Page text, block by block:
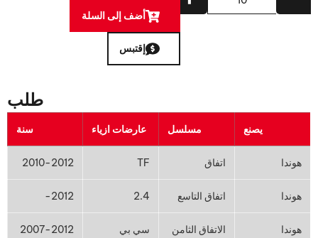
أضف إلى السلة
إقتبس
طلب
يصنع مسلسل عارضات ازياء سنة
هوندا اتفاق TF
2010-2012
هوندا اتفاق التاسع 2.4
2012-
هوندا الاتفاق الثامن سي بي 2007-2012